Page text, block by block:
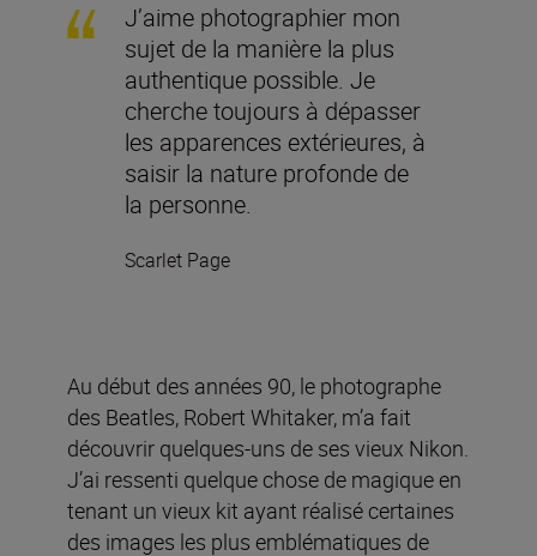
J’aime photographier mon
sujet de la manière la plus
authentique possible. Je
cherche toujours à dépasser
les apparences extérieures, à
saisir la nature profonde de
la personne.
Scarlet Page
Au début des années 90, le photographe
des Beatles, Robert Whitaker, m’a fait
découvrir quelques-uns de ses vieux Nikon.
J’ai ressenti quelque chose de magique en
tenant un vieux kit ayant réalisé certaines
des images les plus emblématiques de